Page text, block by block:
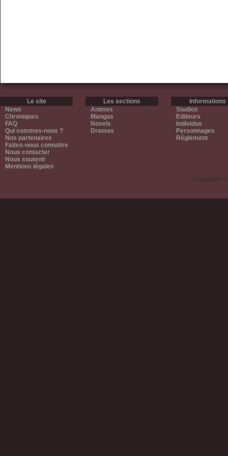
Le site
News
Chroniques
FAQ
Qui sommes-nous ?
Nos partenaires
Faites-nous connaitre
Nous contacter
Nous soutenir
Mentions légales
Les sections
Animes
Mangas
Novels
Dramas
Informations
Studios
Editeurs
Individus
Personnages
Règlement
Copyright ©